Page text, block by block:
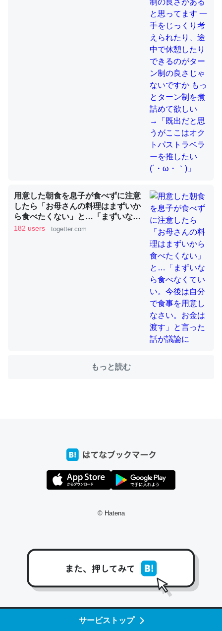
サービストップ
類は苦労してるんだな…。腹足類だと殻を無くしてナメク
─ニュース :: 【研究発表】昆虫学の大問題＝「昆虫はなぜ海にいな
ウチもEchoを実家に置いて４年。でたまに覗いてる。ぼ
ちぼちRingも置こうかと画策中。あと、Googleマップで
位置情報を共有してる。電池残量や充電中かが分かるので
─たまにLINEするくらいだった遠方の父67歳と僕。ITツール導入で
コミュニケーションが劇的に変化した｜tayorini by LIFULL介護
ちょうど同じ理由でEcho Show 8を設定中でした。Prime
とかSpotifyを支払う孝行もできる。一生で親と会える残
り時間を日数にすると1週間とかの人が多いそうだけど、
それを実質100倍以上に伸ばす効果があるはず……
─たまにLINEするくらいだった遠方の父67歳と僕。ITツール導入で
コミュニケーションが劇的に変化した｜tayorini by LIFULL介護
回線代ほとんどかからないですよ。参考：
これ作ろう。/早速夕食に作った！本当にスナップえんどう
ットペッパーグルメ
けど、読み方が違うだけで同じものを指すのか、また違う
用意した朝食を息子が食べずに注意
したら「お母さんの料理はまずいか
ら食べたくない」と…「まずいなら
食べなくていい。今後は自分で食事
182 users togetter.com
もっと読む
© Hatena